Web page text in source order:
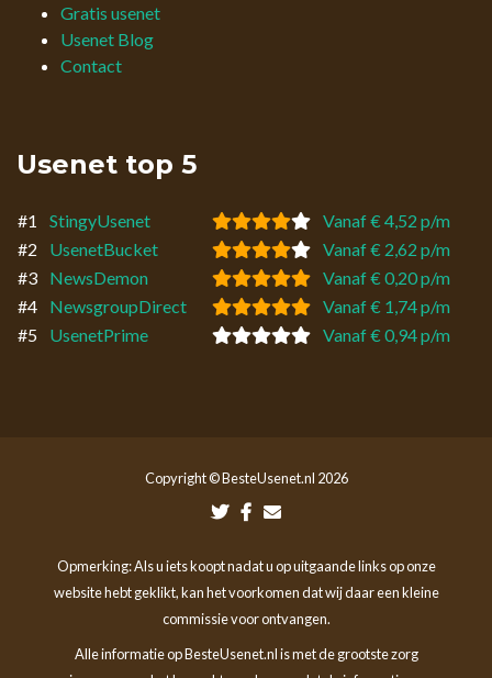
Gratis usenet
Usenet Blog
Contact
Usenet top 5
#1 StingyUsenet
Vanaf € 4,52 p/m
#2
UsenetBucket
Vanaf € 2,62 p/m
#3
NewsDemon
Vanaf € 0,20 p/m
#4
NewsgroupDirect
Vanaf € 1,74 p/m
#5
UsenetPrime Vanaf € 0,94 p/m
Copyright © BesteUsenet.nl 2026
Opmerking: Als u iets koopt nadat u op uitgaande links op onze
website hebt geklikt, kan het voorkomen dat wij daar een kleine
commissie voor ontvangen.
Alle informatie op BesteUsenet.nl is met de grootste zorg